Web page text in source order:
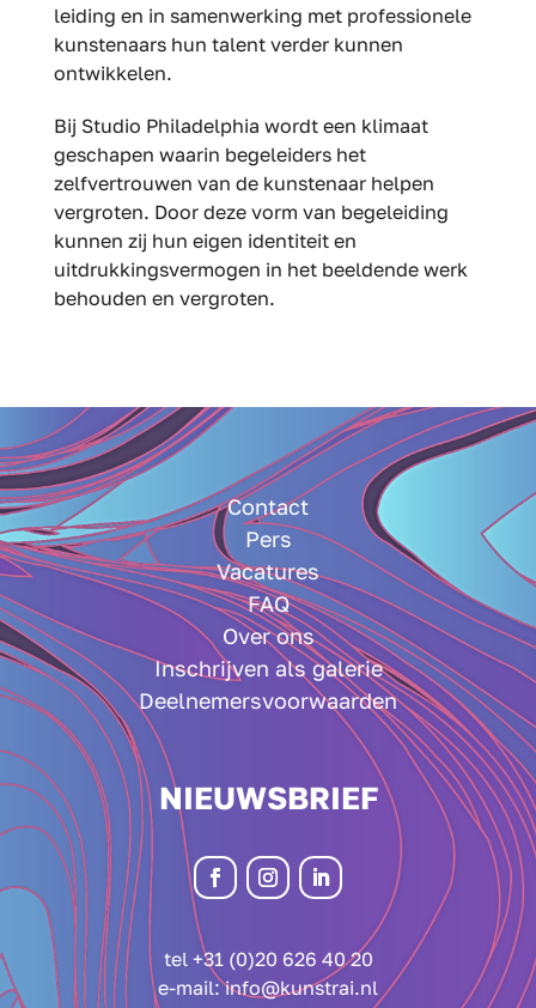
leiding en in samenwerking met professionele
kunstenaars hun talent verder kunnen
ontwikkelen.
Bij Studio Philadelphia wordt een klimaat
geschapen waarin begeleiders het
zelfvertrouwen van de kunstenaar helpen
vergroten. Door deze vorm van begeleiding
kunnen zij hun eigen identiteit en
uitdrukkingsvermogen in het beeldende werk
behouden en vergroten.
Contact
Pers
Vacatures
FAQ
Over ons
Inschrijven als galerie
Deelnemersvoorwaarden
NIEUWSBRIEF
tel +31 (0)20 626 40 20
e-mail:info@kunstrai.nl